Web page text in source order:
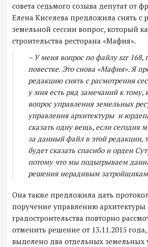
совета седьмого созыва депутат от
Елена Киселева предложила снять с
земельной сессии вопрос, который
строительства ресторана «Мафия».
– У меня вопрос по файлу szr 168,
повестке. Это снова «Мафия». Я
редакцию снять с расмотрения
у мня есть ряд замечаний к тому,
вопрос управления земельных
управления архитектуры и
сказать одну вещь, если сегодня
за данный файл в этой редакции,
будет сказать спасибо и орден
потому что мы подыгрываем
решения нерадивым
Она также предложила дать
поручение управлению архитектуры
градостроительства повторно
отменить решение от 13.11.2015
выделено два отдельных земельных